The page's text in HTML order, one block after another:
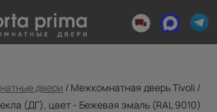
двери / Межкомнатная дверь Tivoli /
(ДГ), цвет - Бежевая эмаль (RAL 9010)